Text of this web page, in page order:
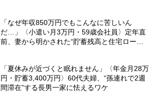
「なぜ年収850万円でもこんなに苦しいん
だ…」〈小遣い月3万円・59歳会社員〉定年直
前、妻から明かされた“貯蓄残高と住宅ロー
「夏休みが近づくと眠れません」〈年金月28万
円・貯蓄3,400万円〉60代夫婦、“孫連れで2週
間滞在”する長男一家に怯えるワケ